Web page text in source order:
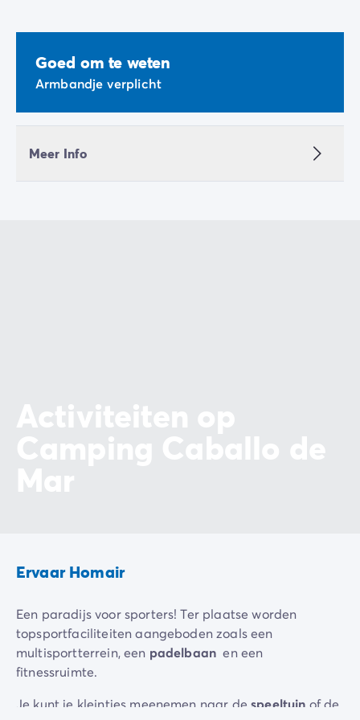
Goed om te weten
Armbandje verplicht
Meer Info
Ervaar Homair
Een paradijs voor sporters! Ter plaatse worden
topsportfaciliteiten aangeboden zoals een
multisportterrein, een padelbaanen een
fitnessruimte.
Je kunt je kleintjes meenemen naar despeeltuin of de